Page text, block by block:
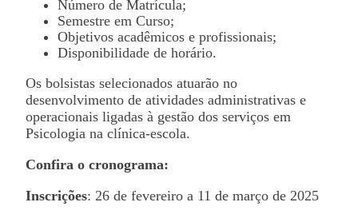
Número de Matrícula;
Semestre em Curso;
Objetivos acadêmicos e profissionais;
Disponibilidade de horário.
Os bolsistas selecionados atuarão no
desenvolvimento de atividades administrativas e
operacionais ligadas à gestão dos serviços em
Psicologia na clínica-escola.
Confira o cronograma:
Inscrições: 26 de fevereiro a 11 de março de 2025